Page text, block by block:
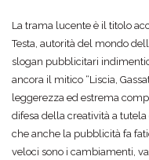
La trama lucente è il titolo
Testa, autorità del mondo
slogan pubblicitari
ancora il mitico “Liscia,
leggerezza ed estrema
difesa della creatività a
che anche la pubblicità fa
veloci sono i cambiamenti,